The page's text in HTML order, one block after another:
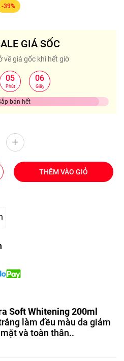
-39%
GIÁ SỐC
về giá gốc khi hết giờ
05
Phút
06
Giây
bán hết
THÊM VÀO GIỎ
Soft Whitening 200ml
làm đều màu da giảm
và toàn thân..